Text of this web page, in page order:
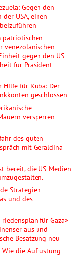
Gegen den
USA, einen
patriotischen
venezolanischen
gegen den US-
für Präsident
Hilfe für Kuba: Der
geschlossen
versperren
des guten
mit Geraldina
bereit, die US-Medien
Strategien
und des
für Gaza»
aus und
Besatzung neu
die Aufrüstung